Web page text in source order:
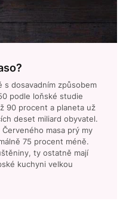
s dosavadním způsobem
podle loňské studie
90 procent a planeta už
deset miliard obyvatel.
masa prý my
75 procent méně.
ty ostatně mají
kuchyni velkou